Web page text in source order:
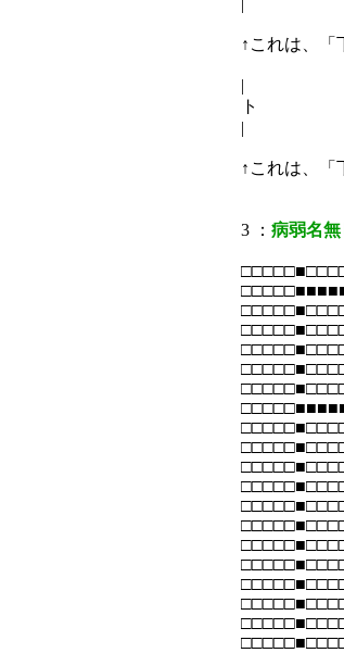
|
↑これは、「
|
ト
|
↑これは
3 ： 病弱名